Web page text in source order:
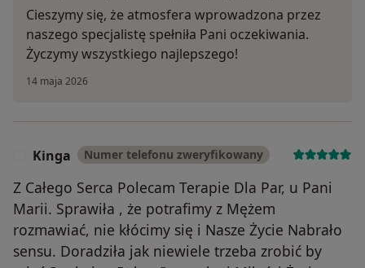
Cieszymy się, że atmosfera wprowadzona przez
naszego specjalistę spełniła Pani oczekiwania.
Życzymy wszystkiego najlepszego!
14 maja 2026
Kinga Numer telefonu zweryfikowany
Z Całego Serca Polecam Terapie Dla Par, u Pani
Marii. Sprawiła , że potrafimy z Mężem
rozmawiać, nie kłócimy się i Nasze Życie Nabrało
sensu. Doradziła jak niewiele trzeba zrobić by